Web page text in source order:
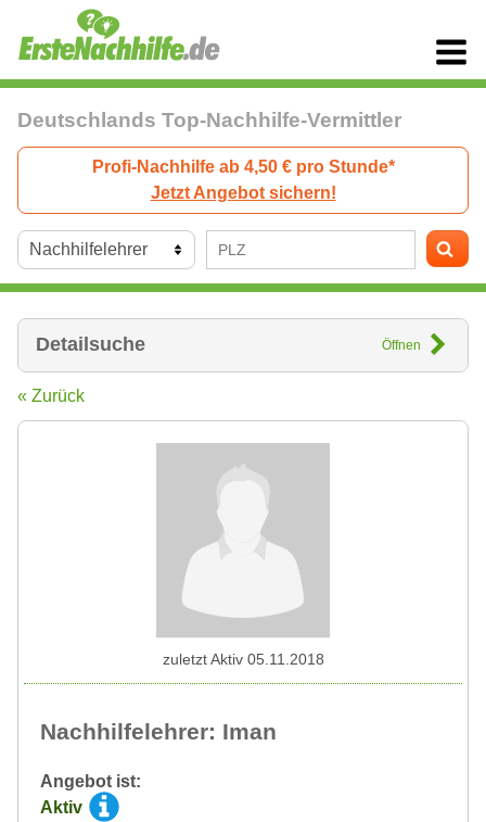
Deutschlands Top-Nachhilfe-Vermittler
Profi-Nachhilfe ab 4,50 € pro Stunde*
Jetzt Angebot sichern!
Detailsuche Öffnen
« Zurück
Nachhilfelehrer: Iman
Angebot ist:
Aktiv
zuletzt Aktiv 05.11.2018